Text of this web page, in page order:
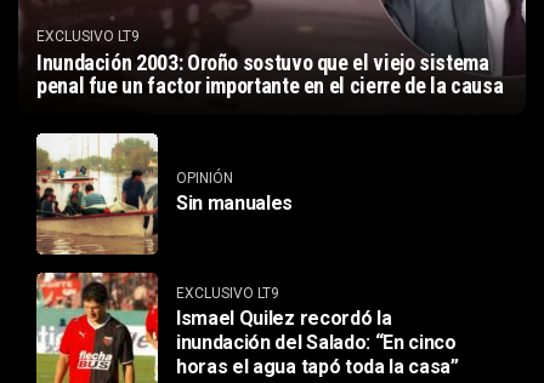
EXCLUSIVO LT9
Inundación 2003: Oroño sostuvo que el viejo sistema
penal fue un factor importante en el cierre de la causa
OPINIÓN
Sin manuales
EXCLUSIVO LT9
Ismael Quilez recordó la
inundación del Salado: “En cinco
horas el agua tapó toda la casa”